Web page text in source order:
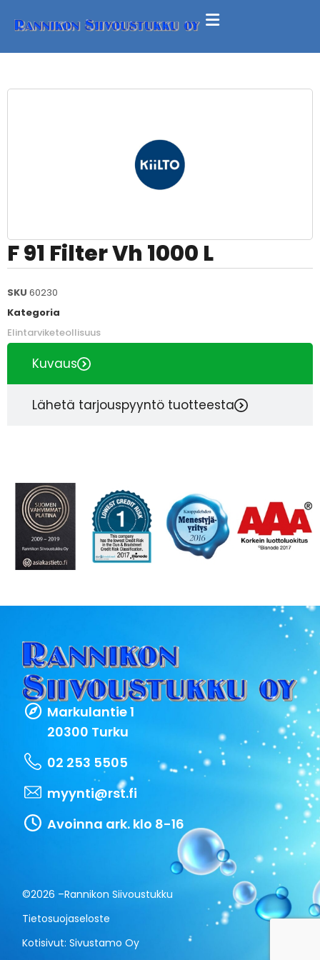
F 91 Filter Vh 1000 L
SKU 60230
Kategoria
Elintarviketeollisuus
Kuvaus
Lähetä tarjouspyyntö tuotteesta
Markulantie 1
20300 Turku
02 253 5505
myynti@rst.fi
Avoinna ark. klo 8-16
©2026 –Rannikon Siivoustukku
Tietosuojaseloste
Kotisivut:Sivustamo Oy